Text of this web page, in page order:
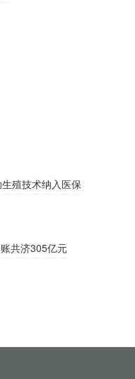
殖技术纳入医保
共济305亿元